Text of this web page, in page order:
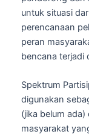
untuk situasi
perencanaan
peran
bencana terjadi
Spektrum
digunakan
(jika belum
masyarakat